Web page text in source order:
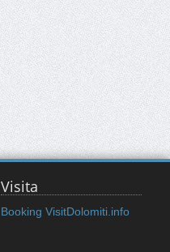
Visita
Booking VisitDolomiti.info